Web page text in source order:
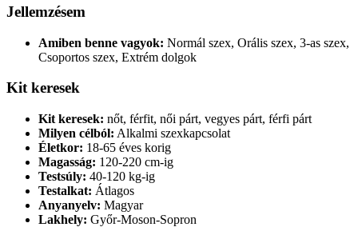
Jellemzésem
Amiben benne vagyok: Normál szex, Orális szex, 3-as szex,
Csoportos szex, Extrém dolgok
Kit keresek
Kit keresek: nőt, férfit, női párt, vegyes párt, férfi párt
Milyen célból: Alkalmi szexkapcsolat
Életkor: 18-65 éves korig
Magasság: 120-220 cm-ig
Testsúly: 40-120 kg-ig
Testalkat: Átlagos
Anyanyelv: Magyar
Lakhely: Győr-Moson-Sopron